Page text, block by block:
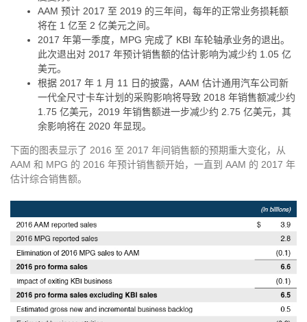
AAM 预计 2017 至 2019 的三年间，每年的正常业务损耗额
将在 1 亿至 2 亿美元之间。
2017 年第一季度，MPG 完成了 KBI 车轮轴承业务的退出。
此次退出对 2017 年预计销售额的估计影响为减少约 1.05 亿
美元。
根据 2017 年 1 月 11 日的披露，AAM 估计通用汽车公司新
一代全尺寸卡车计划的采购影响将导致 2018 年销售额减少约
1.75 亿美元，2019 年销售额进一步减少约 2.75 亿美元，其
余影响将在 2020 年显现。
下面的图表显示了 2016 至 2017 年间销售额的预期重大变化，从
AAM 和 MPG 的 2016 年预计销售额开始，一直到 AAM 的 2017 年
估计综合销售额。